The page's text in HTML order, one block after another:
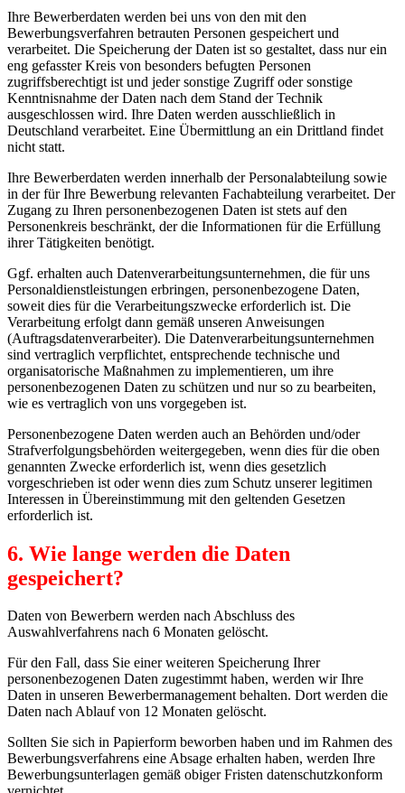
Ihre Bewerberdaten werden bei uns von den mit den
Bewerbungsverfahren betrauten Personen gespeichert und
verarbeitet. Die Speicherung der Daten ist so gestaltet, dass nur ein
eng gefasster Kreis von besonders befugten Personen
zugriffsberechtigt ist und jeder sonstige Zugriff oder sonstige
Kenntnisnahme der Daten nach dem Stand der Technik
ausgeschlossen wird. Ihre Daten werden ausschließlich in
Deutschland verarbeitet. Eine Übermittlung an ein Drittland findet
nicht statt.
Ihre Bewerberdaten werden innerhalb der Personalabteilung sowie
in der für Ihre Bewerbung relevanten Fachabteilung verarbeitet. Der
Zugang zu Ihren personenbezogenen Daten ist stets auf den
Personenkreis beschränkt, der die Informationen für die Erfüllung
ihrer Tätigkeiten benötigt.
Ggf. erhalten auch Datenverarbeitungsunternehmen, die für uns
Personaldienstleistungen erbringen, personenbezogene Daten,
soweit dies für die Verarbeitungszwecke erforderlich ist. Die
Verarbeitung erfolgt dann gemäß unseren Anweisungen
(Auftragsdatenverarbeiter). Die Datenverarbeitungsunternehmen
sind vertraglich verpflichtet, entsprechende technische und
organisatorische Maßnahmen zu implementieren, um ihre
personenbezogenen Daten zu schützen und nur so zu bearbeiten,
wie es vertraglich von uns vorgegeben ist.
Personenbezogene Daten werden auch an Behörden und/oder
Strafverfolgungsbehörden weitergegeben, wenn dies für die oben
genannten Zwecke erforderlich ist, wenn dies gesetzlich
vorgeschrieben ist oder wenn dies zum Schutz unserer legitimen
Interessen in Übereinstimmung mit den geltenden Gesetzen
erforderlich ist.
6. Wie lange werden die Daten
gespeichert?
Daten von Bewerbern werden nach Abschluss des
Auswahlverfahrens nach 6 Monaten gelöscht.
Für den Fall, dass Sie einer weiteren Speicherung Ihrer
personenbezogenen Daten zugestimmt haben, werden wir Ihre
Daten in unseren Bewerbermanagement behalten. Dort werden die
Daten nach Ablauf von 12 Monaten gelöscht.
Sollten Sie sich in Papierform beworben haben und im Rahmen des
Bewerbungsverfahrens eine Absage erhalten haben, werden Ihre
Bewerbungsunterlagen gemäß obiger Fristen datenschutzkonform